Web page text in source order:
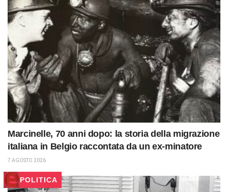
Marcinelle, 70 anni dopo: la storia della migrazione
italiana in Belgio raccontata da un ex-minatore
7 AGOSTO 2026
POLITICA